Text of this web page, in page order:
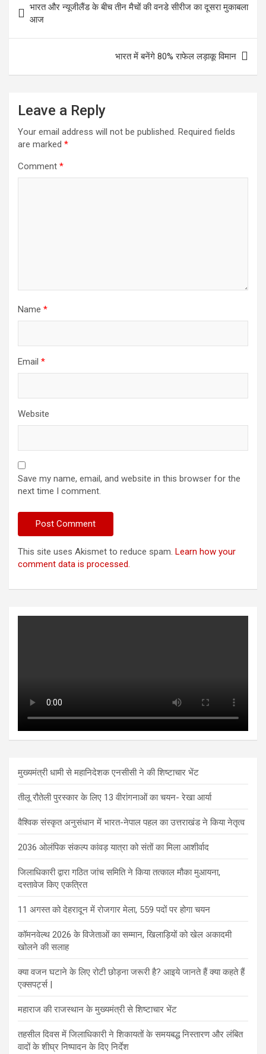
navigation
भारत और न्यूजीलैंड के बीच तीन मैचों की वनडे सीरीज का दूसरा मुकाबला
आज
भारत में बनेंगे 80% राफेल लड़ाकू विमान
Leave a Reply
Your email address will not be published. Required fields
are marked *
Comment *
Name *
Email *
Website
Save my name, email, and website in this browser for the
next time I comment.
This site uses Akismet to reduce spam. Learn how your
comment data is processed.
मुख्यमंत्री धामी से महानिदेशक एनसीसी ने की शिष्टाचार भेंट
तीलू रौतेली पुरस्कार के लिए 13 वीरांगनाओं का चयन- रेखा आर्या
वैश्विक संस्कृत अनुसंधान में भारत-नेपाल पहल का उत्तराखंड ने किया नेतृत्व
2036 ओलंपिक संकल्प कांवड़ यात्रा को संतों का मिला आशीर्वाद
जिलाधिकारी द्वारा गठित जांच समिति ने किया तत्काल मौका मुआयना,
दस्तावेज किए एकत्रित
11 अगस्त को देहरादून में रोजगार मेला, 559 पदों पर होगा चयन
कॉमनवेल्थ 2026 के विजेताओं का सम्मान, खिलाड़ियों को खेल अकादमी
खोलने की सलाह
क्या वजन घटाने के लिए रोटी छोड़ना जरूरी है? आइये जानते हैं क्या कहते हैं
एक्सपर्ट्स |
महाराज की राजस्थान के मुख्यमंत्री से शिष्टाचार भेंट
तहसील दिवस में जिलाधिकारी ने शिकायतों के समयबद्ध निस्तारण और लंबित
वादों के शीघ्र निष्पादन के दिए निर्देश